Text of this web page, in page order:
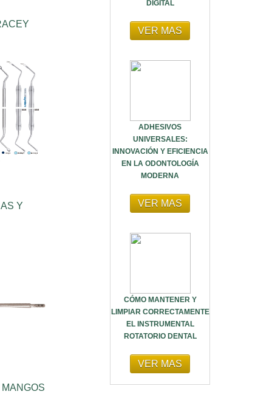
Y
DIGITAL
VER MAS
ADHESIVOS
UNIVERSALES:
INNOVACIÓN Y EFICIENCIA
EN LA ODONTOLOGÍA
MODERNA
VER MAS
CÓMO MANTENER Y
LIMPIAR CORRECTAMENTE
EL INSTRUMENTAL
ROTATORIO DENTAL
VER MAS